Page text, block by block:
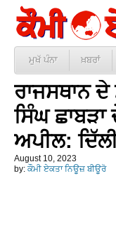
ਮੁਖੱ ਪੰਨਾ ਖ਼ਬਰਾਂ
ਰਾਜਸਥਾਨ
ਸਿੰਘ ਛਾਬੜਾ
ਅਪੀਲ:
August 10, 2023
by: ਕੌਮੀ ਏਕਤਾ ਨਿਊਜ਼ ਬੀਊਰੋ